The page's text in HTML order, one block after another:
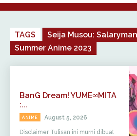
TAGS
Seija Musou: Salaryman
Summer Anime 2023
BanG Dream! YUME∞MITA
:...
ANIME August 5, 2026
Disclaimer Tulisan ini murni dibuat